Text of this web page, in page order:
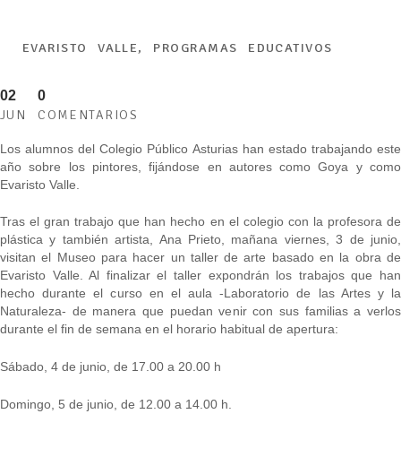
EVARISTO VALLE, PROGRAMAS EDUCATIVOS
02
JUN
0
COMENTARIOS
Los alumnos del Colegio Público Asturias han estado trabajando este
año sobre los pintores, fijándose en autores como Goya y como
Evaristo Valle.
Tras el gran trabajo que han hecho en el colegio con la profesora de
plástica y también artista, Ana Prieto, mañana viernes, 3 de junio,
visitan el Museo para hacer un taller de arte basado en la obra de
Evaristo Valle. Al finalizar el taller expondrán los trabajos que han
hecho durante el curso en el aula -Laboratorio de las Artes y la
Naturaleza- de manera que puedan venir con sus familias a verlos
durante el fin de semana en el horario habitual de apertura:
Sábado, 4 de junio, de 17.00 a 20.00 h
Domingo, 5 de junio, de 12.00 a 14.00 h.